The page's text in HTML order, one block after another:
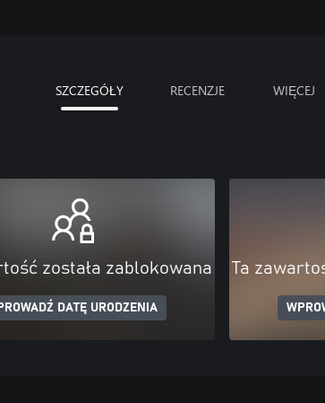
SZCZEGÓŁY RECENZJE WIĘCEJ
została zablokowana
DATĘ URODZENIA
Ta